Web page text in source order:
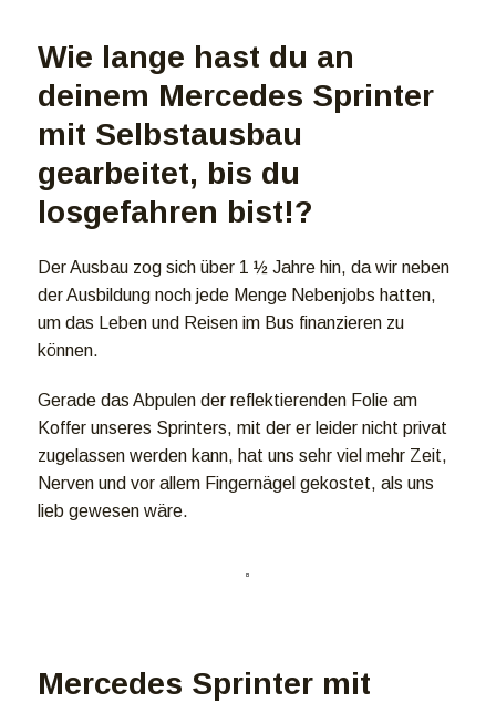
Wie lange hast du an
deinem Mercedes Sprinter
mit Selbstausbau
gearbeitet, bis du
losgefahren bist!?
Der Ausbau zog sich über 1 ½ Jahre hin, da wir neben
der Ausbildung noch jede Menge Nebenjobs hatten,
um das Leben und Reisen im Bus finanzieren zu
können.
Gerade das Abpulen der reflektierenden Folie am
Koffer unseres Sprinters, mit der er leider nicht privat
zugelassen werden kann, hat uns sehr viel mehr Zeit,
Nerven und vor allem Fingernägel gekostet, als uns
lieb gewesen wäre.
Mercedes Sprinter mit